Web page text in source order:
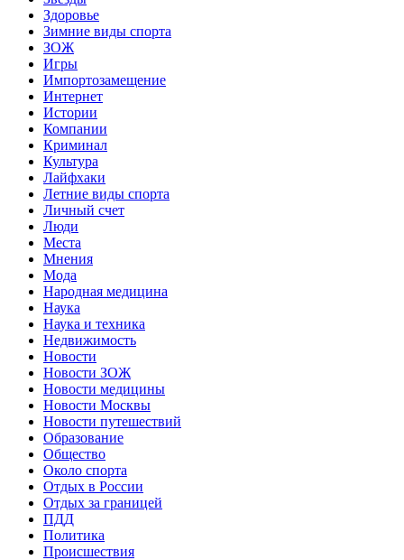
Здоровье
Зимние виды спорта
ЗОЖ
Игры
Импортозамещение
Интернет
Истории
Компании
Криминал
Культура
Лайфхаки
Летние виды спорта
Личный счет
Люди
Места
Мнения
Мода
Народная медицина
Наука
Наука и техника
Недвижимость
Новости
Новости ЗОЖ
Новости медицины
Новости Москвы
Новости путешествий
Образование
Общество
Около спорта
Отдых в России
Отдых за границей
ПДД
Политика
Происшествия